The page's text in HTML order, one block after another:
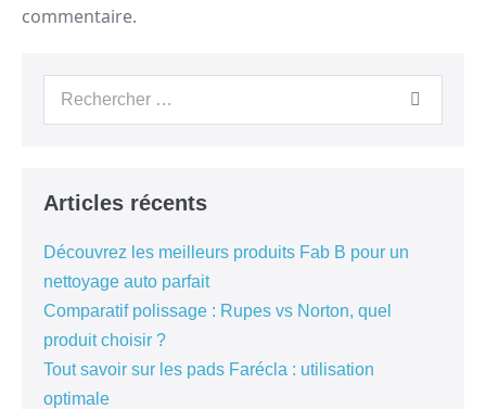
commentaire.
Articles récents
Découvrez les meilleurs produits Fab B pour un
nettoyage auto parfait
Comparatif polissage : Rupes vs Norton, quel
produit choisir ?
Tout savoir sur les pads Farécla : utilisation
optimale